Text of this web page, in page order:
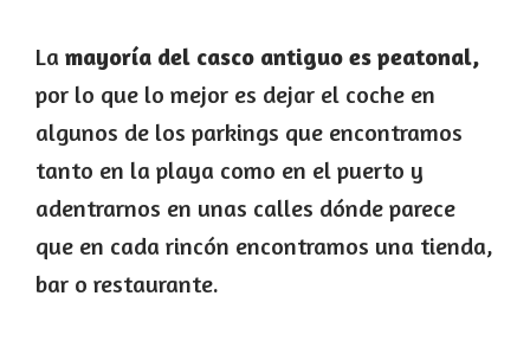
La mayoría del casco antiguo es peatonal,
por lo que lo mejor es dejar el coche en
algunos de los parkings que encontramos
tanto en la playa como en el puerto y
adentrarnos en unas calles dónde parece
que en cada rincón encontramos una tienda,
bar o restaurante.